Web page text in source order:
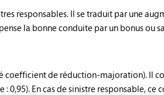
responsables. Il se traduit par une
la bonne conduite par un bonus ou
coefficient de réduction-majoration). Il
: 0,95). En cas de sinistre responsable, ce